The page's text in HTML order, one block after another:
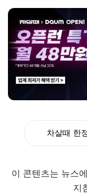
차살때 한
이 콘텐츠는 뉴스
지